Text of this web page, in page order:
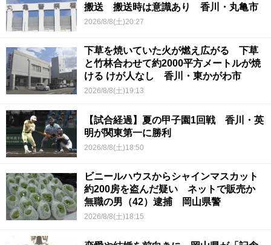
搬送 搬送時は意識あり 香川・丸亀市
2026/8/8(土)20:27
下草を焼いていた火が燃え広がる 下草
と竹林合わせて約2000平方メートルが焼
ける けが人なし 香川・東かがわ市
2026/8/8(土)19:13
【試合経過】夏の甲子園1回戦 香川・英
明が関東第一に勝利
2026/8/8(土)18:50
ビニールハウスからシャインマスカット
約200房を盗んだ疑い ネットで販売か
無職の男（42）逮捕 岡山県警
2026/8/8(土)18:15